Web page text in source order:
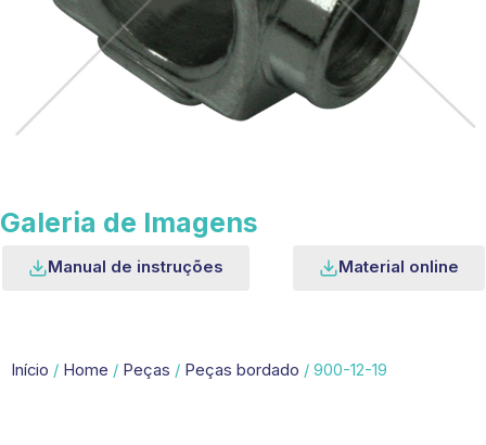
Galeria de Imagens
Manual de instruções Material online
Início / Home / Peças / Peças bordado / 900-12-19